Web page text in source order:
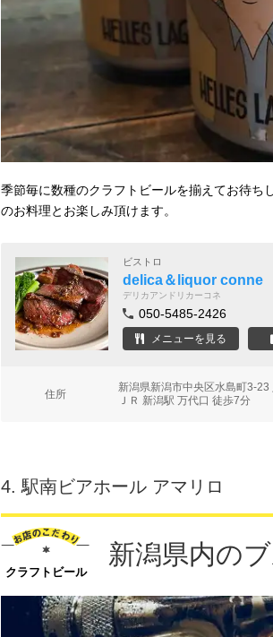
季節毎に数種のクラフトビールを揃えてお待ち
のお料理とお楽しみ頂けます。
ビストロ
delica＆liquor conne
デリカアンドリカーコネ
050-5485-2426
メニューを見る
住所
新潟県新潟市中央区水島町3-
ＪＲ 新潟駅 万代口 徒歩7分
4.駅南ビアホール アマリロ
クラフトビール
新潟県内の